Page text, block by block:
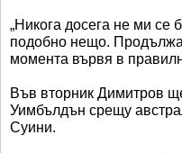
„Никога досега не ми се
подобно нещо.
момента вървя в
Във вторник Димитров
Уимбълдън срещу
Суини.